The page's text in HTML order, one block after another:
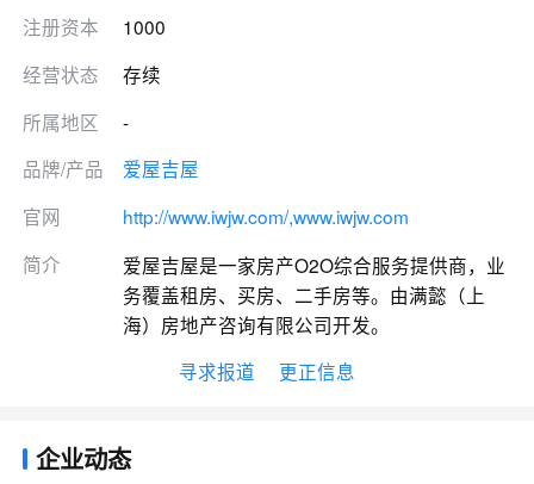
注册资本
1000
经营状态
存续
所属地区
-
品牌/产品
爱屋吉屋
官网
http://www.iwjw.com/,www.iwjw.com
简介
爱屋吉屋是一家房产O2O综合服务提供商，业
务覆盖租房、买房、二手房等。由满懿（上
海）房地产咨询有限公司开发。
寻求报道
更正信息
企业动态